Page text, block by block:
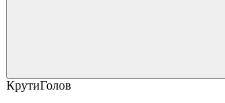
КрутиГолов